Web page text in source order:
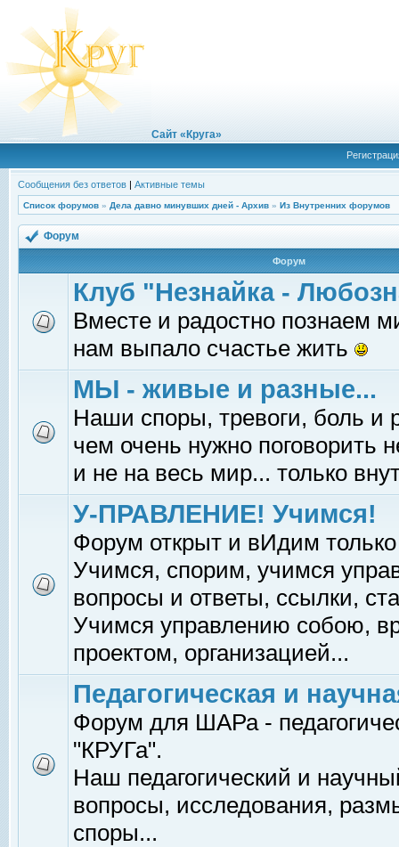
Сайт «Круга»
Сообщения без ответов | Активные темы
Список форумов » Дела давно минувших дней - Архив » Из Внутренних форумов
Форум
Форум
Клуб "Незнайка -
Вместе и радостно познаем
нам выпало счастье жить
МЫ - живые и разные...
Наши споры, тревоги, боль и
чем очень нужно поговорить
и не на весь мир... только
У-ПРАВЛЕНИЕ! Учимся!
Форум открыт и вИдим
Учимся, спорим, учимся
вопросы и ответы, ссылки,
Учимся управлению собою,
проектом, организацией...
Педагогическая и
Форум для ШАРа -
"КРУГа".
Наш педагогический и
вопросы, исследования,
споры...